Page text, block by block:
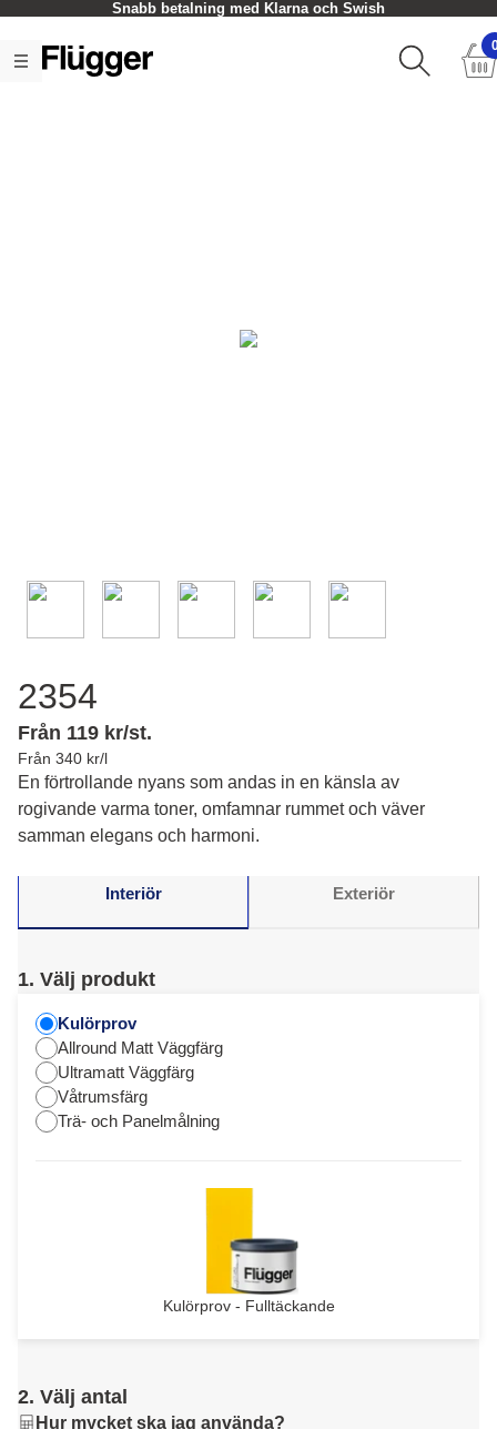
Hämta i butik - oftast inom en timme
2354
Från 119 kr/st.
Från 340 kr/l
En förtrollande nyans som andas in en känsla av
rogivande varma toner, omfamnar rummet och väver
samman elegans och harmoni.
Interiör Exteriör
1. Välj produkt
Kulörprov
Allround Matt Väggfärg
Ultramatt Väggfärg
Våtrumsfärg
Trä- och Panelmålning
Kulörprov - Fulltäckande
2. Välj antal
Hur mycket ska jag använda?